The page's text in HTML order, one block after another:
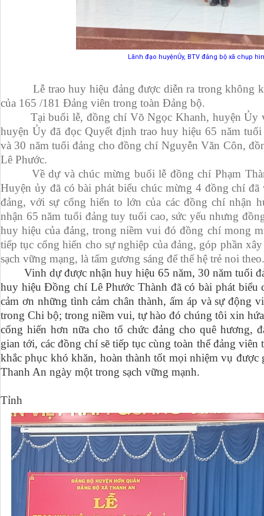
Lãnh đạo huyệnỦy, BTV đảng bộ xã chụp
Lễ trao huy hiệu đảng được diễn ra trong không
của 165 /181 Đảng viên trong toàn Đảng bộ.
Tại buổi lễ, đồng chí Võ Ngọc Khanh, huyện Ủy
huyện Ủy đã đọc Quyết định trao huy hiệu 65 năm
và 30 năm tuổi đảng cho đồng chí Nguyễn Văn Côn,
Lê Phước.
Về dự và chúc mừng buổi lễ đồng chí Phạm
Huyện ủy đã có bài phát biểu chúc mừng 4 đồng chí
đảng, với sự cống hiến to lớn của các đồng chí nhận
nhận 65 năm tuổi đảng tuy tuổi cao, sức yếu nhưng
huy hiệu của đảng, trong niềm vui đó đồng chí mong
tiếp tục cống hiến cho sự nghiệp của đảng, góp phần
sạch vững mạng, là tấm gương sáng để thế hệ trẻ noi theo.
Vinh dự được nhận huy hiệu 65 năm, 30 năm tuổi
huy hiệu Đồng chí Lê Phước Thành đã có bài phát biểu
cảm ơn những tình cảm chân thành, ấm áp và sự động
trong Chi bộ; trong niềm vui, tự hào đó chúng tôi xin
cống hiến hơn nữa cho tổ chức đảng cho quê hương,
gian tới, các đồng chí sẽ tiếp tục cùng toàn thể đảng
khắc phục khó khăn, hoàn thành tốt mọi nhiệm vụ
Thanh An ngày một trong sạch vững mạnh.
Tỉnh